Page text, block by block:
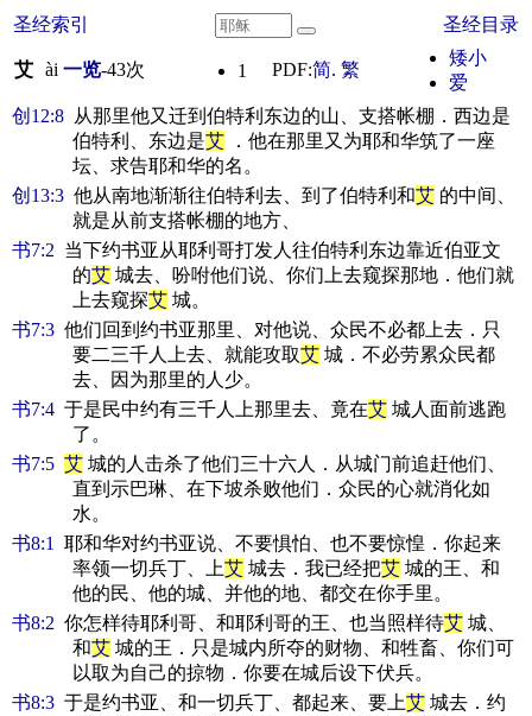
圣经索引 圣经目录
艾 ài 一览-43次 1 PDF:简. 繁
矮小
爱
创12:8 从那里他又迁到伯特利东边的山、支搭帐棚．西边是
伯特利、东边是艾 ．他在那里又为耶和华筑了一座
坛、求告耶和华的名。
创13:3 他从南地渐渐往伯特利去、到了伯特利和艾 的中间、
就是从前支搭帐棚的地方、
书7:2 当下约书亚从耶利哥打发人往伯特利东边靠近伯亚文
的艾 城去、吩咐他们说、你们上去窥探那地．他们就
上去窥探艾 城。
书7:3 他们回到约书亚那里、对他说、众民不必都上去．只
要二三千人上去、就能攻取艾 城．不必劳累众民都
去、因为那里的人少。
书7:4 于是民中约有三千人上那里去、竟在艾 城人面前逃跑
了。
书7:5 艾 城的人击杀了他们三十六人．从城门前追赶他们、
直到示巴琳、在下坡杀败他们．众民的心就消化如
水。
书8:1
耶和华对约书亚说、不要惧怕、也不要惊惶．你起来
率领一切兵丁、上艾 城去．我已经把艾 城的王、和
他的民、他的城、并他的地、都交在你手里。
书8:2 你怎样待耶利哥、和耶利哥的王、也当照样待艾 城、
和艾 城的王．只是城内所夺的财物、和牲畜、你们可
以取为自己的掠物．你要在城后设下伏兵。
书8:3 于是约书亚、和一切兵丁、都起来、要上艾 城去．约